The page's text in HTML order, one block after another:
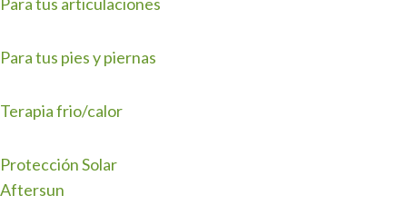
Para tus pies y piernas
Terapia frio/calor
Protección Solar
Aftersun